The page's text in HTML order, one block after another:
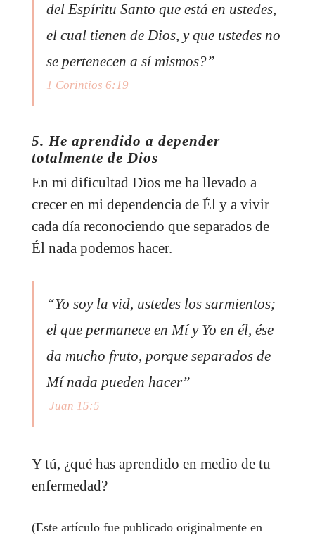
del Espíritu Santo que está en ustedes,
el cual tienen de Dios, y que ustedes no
se pertenecen a sí mismos?”
1 Corintios 6:19
5. He aprendido a depender
totalmente de Dios
En mi dificultad Dios me ha llevado a
crecer en mi dependencia de Él y a vivir
cada día reconociendo que separados de
Él nada podemos hacer.
“Yo soy la vid, ustedes los sarmientos;
el que permanece en Mí y Yo en él, ése
da mucho fruto, porque separados de
Mí nada pueden hacer”
Juan 15:5
Y tú, ¿qué has aprendido en medio de tu
enfermedad?
(Este artículo fue publicado originalmente en